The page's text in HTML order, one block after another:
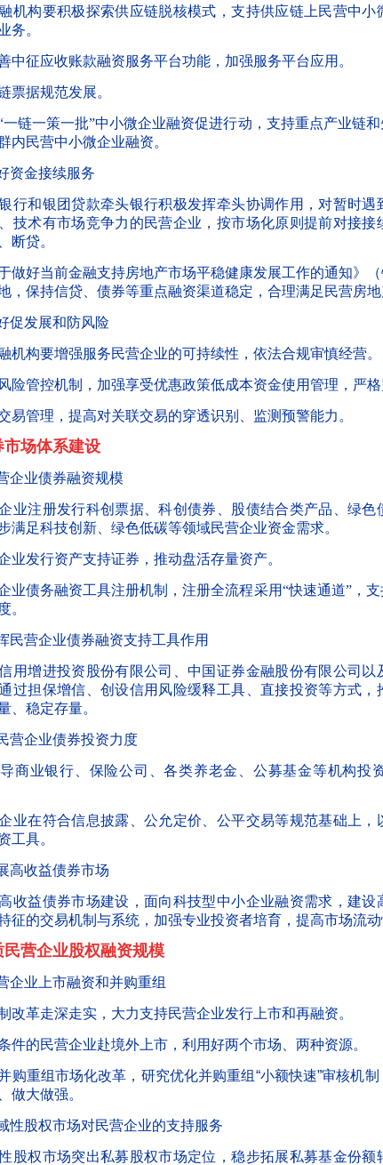
机构要积极探索供应链脱核模式，支持供应链上民营中
务。
中征应收账款融资服务平台功能，加强服务平台应用。
票据规范发展。
一链一策一批”中小微企业融资促进行动，支持重点产业链
内民营中小微企业融资。
资金接续服务
行和银团贷款牵头银行积极发挥牵头协调作用，对暂时
技术有市场竞争力的民营企业，按市场化原则提前对接接
断贷。
做好当前金融支持房地产市场平稳健康发展工作的通知》
，保持信贷、债券等重点融资渠道稳定，合理满足民营房地
促发展和防风险
机构要增强服务民营企业的可持续性，依法合规审慎经营。
险管控机制，加强享受优惠政策低成本资金使用管理，严格
易管理，提高对关联交易的穿透识别、监测预警能力。
市场体系建设
企业债券融资规模
业注册发行科创票据、科创债券、股债结合类产品、绿色
满足科技创新、绿色低碳等领域民营企业资金需求。
业发行资产支持证券，推动盘活存量资产。
业债务融资工具注册机制，注册全流程采用“快速通道”，支
。
民营企业债券融资支持工具作用
用增进投资股份有限公司、中国证券金融股份有限公司
过担保增信、创设信用风险缓释工具、直接投资等方式，
、稳定存量。
营企业债券投资力度
商业银行、保险公司、各类养老金、公募基金等机构投
业在符合信息披露、公允定价、公平交易等规范基础上
工具。
高收益债券市场
收益债券市场建设，面向科技型中小企业融资需求，建
征的交易机制与系统，加强专业投资者培育，提高市场流动
民营企业股权融资规模
企业上市融资和并购重组
改革走深走实，大力支持民营企业发行上市和再融资。
件的民营企业赴境外上市，利用好两个市场、两种资源。
购重组市场化改革，研究优化并购重组“小额快速”审核机
做大做强。
性股权市场对民营企业的支持服务
股权市场突出私募股权市场定位，稳步拓展私募基金份